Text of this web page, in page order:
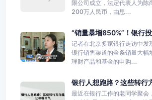
限公司成立，法定代表人为陈
200万人民币，由思...
“销量暴增850%”！银行
记者在北京多家银行走访中发
银行销售渠道的金条销量大幅
理财产品和基金的申购...
银行人想跑路？这些转行
最近在银行工作的老同学聚会